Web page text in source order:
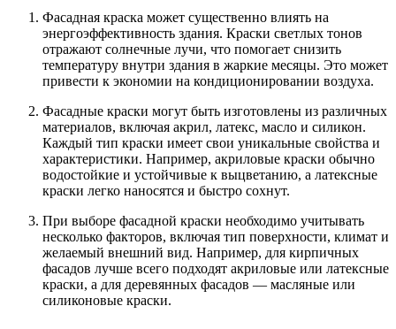
Фасадная краска может существенно влиять на
энергоэффективность здания. Краски светлых тонов
отражают солнечные лучи, что помогает снизить
температуру внутри здания в жаркие месяцы. Это может
привести к экономии на кондиционировании воздуха.
Фасадные краски могут быть изготовлены из различных
материалов, включая акрил, латекс, масло и силикон.
Каждый тип краски имеет свои уникальные свойства и
характеристики. Например, акриловые краски обычно
водостойкие и устойчивые к выцветанию, а латексные
краски легко наносятся и быстро сохнут.
При выборе фасадной краски необходимо учитывать
несколько факторов, включая тип поверхности, климат и
желаемый внешний вид. Например, для кирпичных
фасадов лучше всего подходят акриловые или латексные
краски, а для деревянных фасадов — масляные или
силиконовые краски.